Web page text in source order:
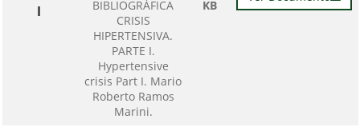
I
BIBLIOGRÁFICA
CRISIS
HIPERTENSIVA.
PARTE I.
Hypertensive
crisis Part I. Mario
Roberto Ramos
Marini.
KB